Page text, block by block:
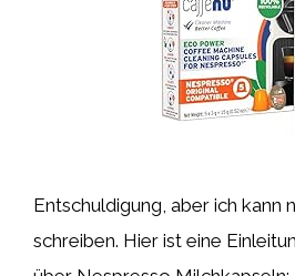
Entschuldigung, aber ich kann
schreiben. Hier ist eine